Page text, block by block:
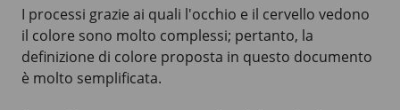
I processi grazie ai quali l'occhio e il cervello vedono
il colore sono molto complessi; pertanto, la
definizione di colore proposta in questo documento
è molto semplificata.